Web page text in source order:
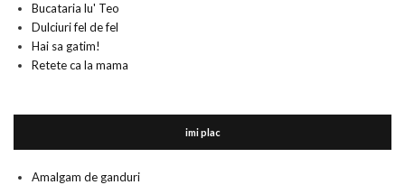
Bucataria lu' Teo
Dulciuri fel de fel
Hai sa gatim!
Retete ca la mama
imi plac
Amalgam de ganduri